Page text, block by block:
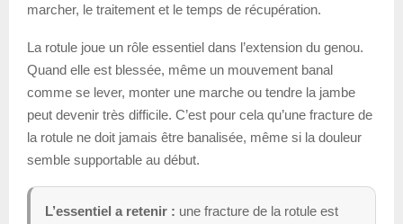
marcher, le traitement et le temps de récupération.
La rotule joue un rôle essentiel dans l’extension du genou.
Quand elle est blessée, même un mouvement banal
comme se lever, monter une marche ou tendre la jambe
peut devenir très difficile. C’est pour cela qu’une fracture de
la rotule ne doit jamais être banalisée, même si la douleur
semble supportable au début.
L’essentiel a retenir : une fracture de la rotule est